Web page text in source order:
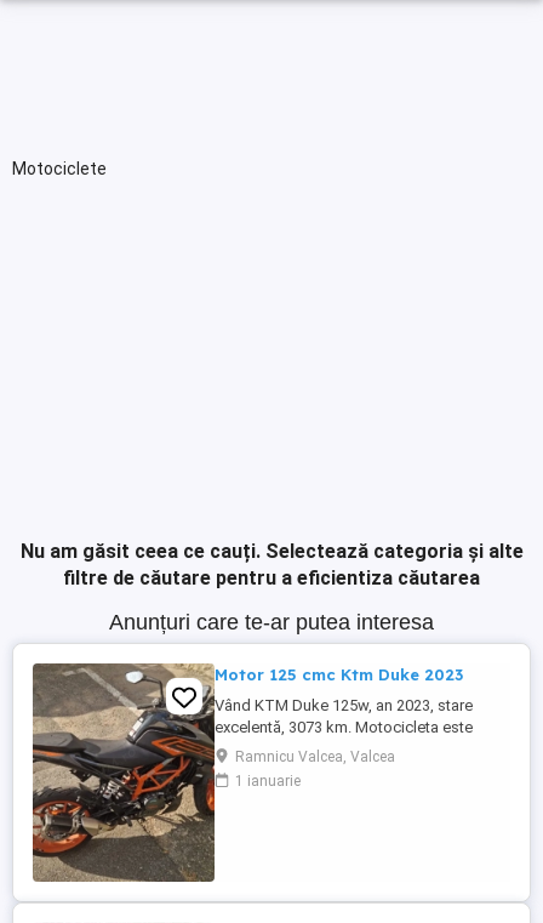
Motociclete
Nu am găsit ceea ce cauți. Selectează categoria și alte
filtre de căutare pentru a eficientiza căutarea
Anunțuri care te-ar putea interesa
Motor 125 cmc Ktm Duke 2023
Vând KTM Duke 125w, an 2023, stare
excelentă, 3073 km. Motocicleta este
ideală pentru începători sau pentru oraș.
Fără daune, lovituri!
Ramnicu Valcea, Valcea
1 ianuarie